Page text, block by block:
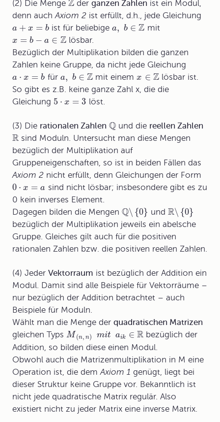
(2) Die Menge Z derganzen Zahlen ist ein Modul,
denn auchAxiom 2 ist erfüllt, d.h., jede Gleichung
a + x = b ist für beliebigea, b ∈ Z mit
x = b − a ∈ Z lösbar.
Bezüglich der Multiplikation bilden die ganzen
Zahlen keine Gruppe, da nicht jede Gleichung
a ⋅ x = b für a, b ∈ Z mit einemx ∈ Zlösbar ist.
So gibt es z.B. keine ganze Zahl x, die die
Gleichung 5 ⋅ x = 3 löst.
(3) Die rationalen Zahlen Qund die reellen Zahlen
R sind Moduln. Untersucht man diese Mengen
bezüglich der Multiplikation auf
Gruppeneigenschaften, so ist in beiden Fällen das
Axiom 2 nicht erfüllt, denn Gleichungen der Form
0 ⋅ x = a sind nicht lösbar; insbesondere gibt es zu
0 kein inverses Element.
Dagegen bilden die Mengen Q\ {0} und R\ {0}
bezüglich der Multiplikation jeweils ein abelsche
Gruppe. Gleiches gilt auch für die positiven
rationalen Zahlen bzw. die positiven reellen Zahlen.
(4) Jeder Vektorraum ist bezüglich der Addition ein
Modul. Damit sind alle Beispiele für Vektorräume –
nur bezüglich der Addition betrachtet – auch
Beispiele für Moduln.
Wählt man die Menge der quadratischen Matrizen
gleichen Typs M (n, n) mit aik ∈ R bezüglich der
Addition, so bilden diese einen Modul.
Obwohl auch die Matrizenmultiplikation in M eine
Operation ist, die dem Axiom 1 genügt, liegt bei
dieser Struktur keine Gruppe vor. Bekanntlich ist
nicht jede quadratische Matrix regulär. Also
existiert nicht zu jeder Matrix eine inverse Matrix.